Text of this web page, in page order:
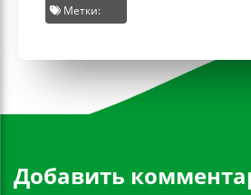
Метки:
Добавить